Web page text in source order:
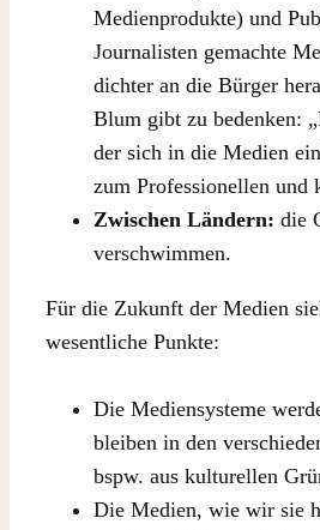
Medienprodukte) und
Journalisten gemachte
dichter an die Bürger
Blum gibt zu bedenken:
der sich in die Medien
zum Professionellen und
Zwischen Ländern: die
verschwimmen.
Für die Zukunft der Medien
wesentliche Punkte:
Die Mediensysteme
bleiben in den
bspw. aus kulturellen
Die Medien, wie wir sie